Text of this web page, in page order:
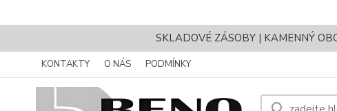
SKLADOVÉ ZÁSOBY | KAMENNÝ
KONTAKTY O NÁS PODMÍNKY